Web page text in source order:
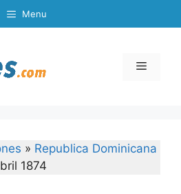
Menu
Menu
» Republica Dominicana
1874